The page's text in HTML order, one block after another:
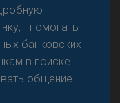
- помогать
банковских
в поиске
общение